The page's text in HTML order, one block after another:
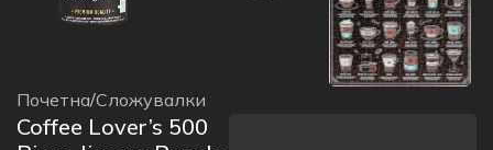
Почетна/Сложувалки
Coffee Lover’s 500